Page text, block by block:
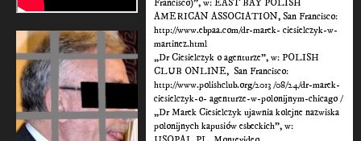
Francisco)”, w: EAST BAY POLISH
AMERICAN ASSOCIATION, San Francisco:
http://www.ebpaa.com/dr-marek- ciesielczyk-w-
martinez.html
„Dr Ciesielczyk o agenturze”, w: POLISH
CLUB ONLINE, San Francisco:
http://www.polishclub.org/2013 /08/24/dr-marek-
ciesielczyk-o- agenturze-w-polonijnym-chicago /
„Dr Marek Ciesielczyk ujawnia kolejne nazwiska
polonijnych kapusiów esbeckich”, w: